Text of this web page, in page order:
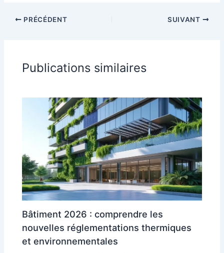
PRÉCÉDENT SUIVANT
Publications similaires
Bâtiment 2026 : comprendre les
nouvelles réglementations thermiques
et environnementales